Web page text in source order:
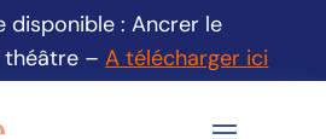
disponible : Ancrer le
théâtre –A télécharger ici